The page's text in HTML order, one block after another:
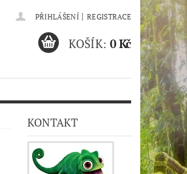
PŘIHLÁŠENÍ | REGISTRACE
KOŠÍK: 0 Kč
KONTAKT